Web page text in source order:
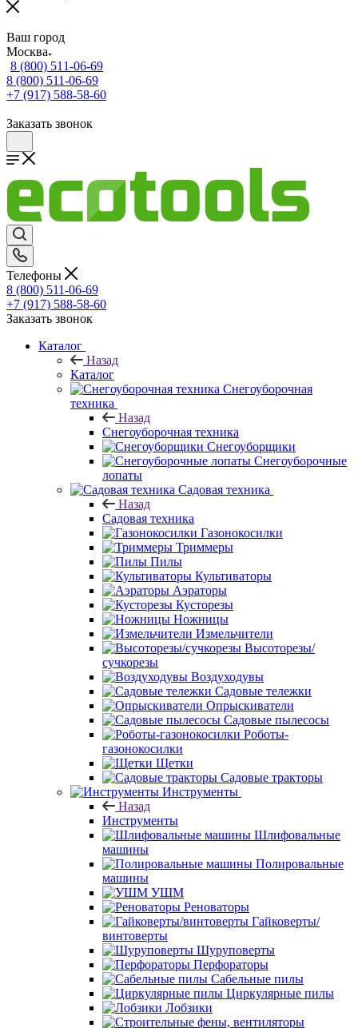
Ваш город
Москва
8 (800) 511-06-69
8 (800) 511-06-69
+7 (917) 588-58-60
Заказать звонок
Телефоны
8 (800) 511-06-69
+7 (917) 588-58-60
Заказать звонок
Каталог
Назад
Каталог
Снегоуборочная
техника
Назад
Снегоуборочная техника
Снегоуборщики
Снегоуборочные
лопаты
Садовая техника
Назад
Садовая техника
Газонокосилки
Триммеры
Пилы
Культиваторы
Аэраторы
Кусторезы
Ножницы
Измельчители
Высоторезы/
сучкорезы
Воздуходувы
Садовые тележки
Опрыскиватели
Садовые пылесосы
Роботы-
газонокосилки
Щетки
Садовые тракторы
Инструменты
Назад
Инструменты
Шлифовальные
машины
Полировальные
машины
УШМ
Реноваторы
Гайковерты/
винтоверты
Шуруповерты
Перфораторы
Сабельные пилы
Циркулярные пилы
Лобзики